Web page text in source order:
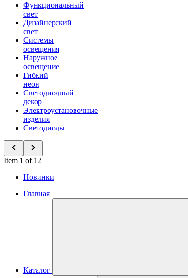
Функциональный
свет
Дизайнерский
свет
Системы
освещения
Наружное
освещение
Гибкий
неон
Светодиодный
декор
Электроустановочные
изделия
Светодиоды
Item 1 of 12
Новинки
Главная
Каталог